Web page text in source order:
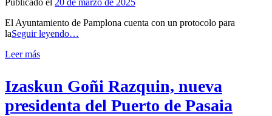
Publicado el 20 de marzo de 2025
El Ayuntamiento de Pamplona cuenta con un protocolo para
laSeguir leyendo…
Leer más
Izaskun Goñi Razquin, nueva
presidenta del Puerto de Pasaia